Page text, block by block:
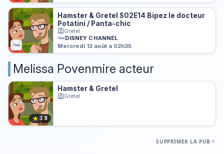
Hamster & Gretel S02E14 Bipez le docteur
Potatini / Panta-chic
Gretel
DISNEY CHANNEL
Mercredi 12 août à 02h35
Melissa Povenmire acteur
★3.8
Hamster & Gretel
Gretel
SUPPRIMER LA PUB